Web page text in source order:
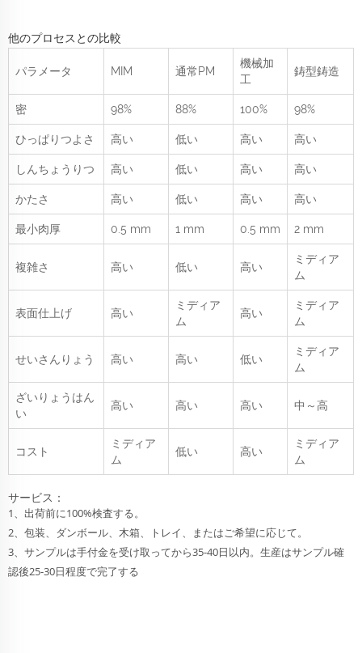
他のプロセスとの比較
パラメータ MIM 通常PM
機械加
工
鋳型鋳造
密 98% 88% 100% 98%
ひっぱりつよさ 高い 低い 高い 高い
しんちょうりつ 高い 低い 高い 高い
かたさ 高い 低い 高い 高い
最小肉厚 0.5 mm 1 mm 0.5 mm 2 mm
複雑さ 高い 低い 高い
ミディア
ム
表面仕上げ 高い
ミディア
ム
高い
ミディア
ム
せいさんりょう 高い 高い 低い
ミディア
ム
ざいりょうはん
い
高い 高い 高い 中～高
コスト
ミディア
ム
低い 高い
ミディア
ム
サービス：
1、出荷前に100%検査する。
2、包装、ダンボール、木箱、トレイ、またはご希望に応じて。
3、サンプルは手付金を受け取ってから35-40日以内。生産はサンプル確
認後25-30日程度で完了する